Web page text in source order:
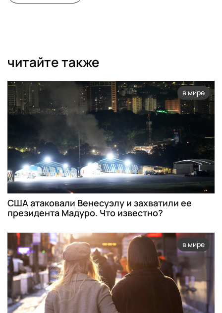
читайте также
в мире
США атаковали Венесуэлу и захватили ее
президента Мадуро. Что известно?
в мире